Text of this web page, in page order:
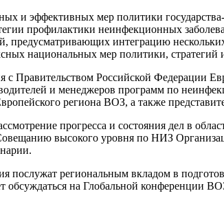
и эффективных мер политики
профилактики неинфекционных
предусматривающих интеграцию
национальных мер политики,
с Правительством Российской Федерации
и менеджеров программ по
региона ВОЗ, а также
прогресса и состояния дел в
высокого уровня по НИЗ
послужат региональным вкладом в
обсуждаться на Глобальной конференции